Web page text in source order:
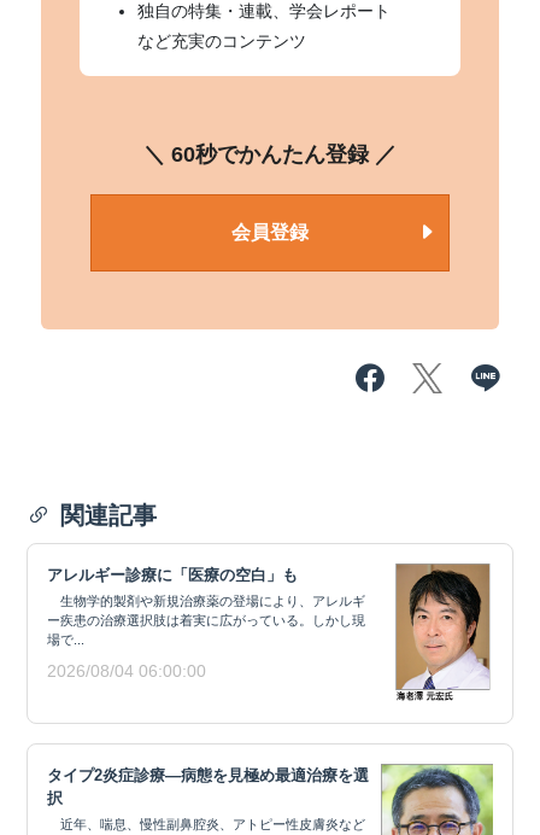
独自の特集・連載、学会レポート
など充実のコンテンツ
＼ 60秒でかんたん登録 ／
会員登録
関連記事
アレルギー診療に「医療の空白」も
生物学的製剤や新規治療薬の登場により、アレルギ
ー疾患の治療選択肢は着実に広がっている。しかし現
場で...
2026/08/04 06:00:00
タイプ2炎症診療―病態を見極め最適治療を選
択
近年、喘息、慢性副鼻腔炎、アトピー性皮膚炎など